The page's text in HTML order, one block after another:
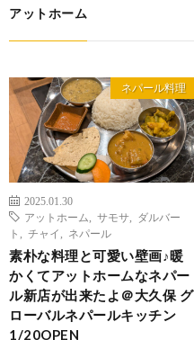
アットホーム
ネパール料理
2025.01.30
アットホーム
サモサ
ダルバー
ト
チャイ ネパール
素朴な料理と可愛い壁画♪暖
かくてアットホームなネパー
ル新店が出来たよ＠大久保 グ
ローバルネパールキッチン
1/20OPEN